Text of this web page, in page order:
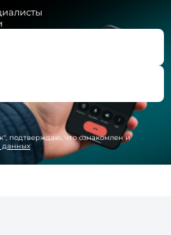
", подтверждаю, что ознакомлен и
данных